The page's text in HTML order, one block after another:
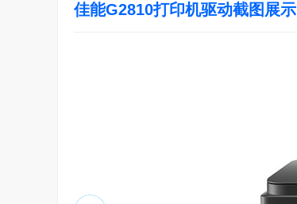
佳能G2810打印机驱动截图展示